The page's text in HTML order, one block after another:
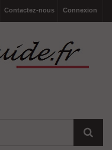
Connexion
Contactez-nous